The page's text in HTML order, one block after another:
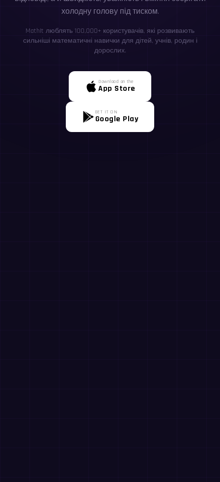
холодну голову під тиском.
MathIt люблять 100,000+ користувачів, які розвивають
сильніші математичні навички для дітей, учнів, родин і
дорослих.
Download on the
App Store
GET IT ON
Google Play